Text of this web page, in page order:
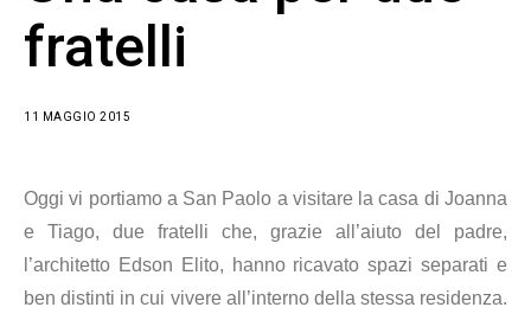
fratelli
11 MAGGIO 2015
Oggi vi portiamo a San Paolo a visitare la casa di Joanna
e Tiago, due fratelli che, grazie all’aiuto del padre,
l’architetto Edson Elito, hanno ricavato spazi separati e
ben distinti in cui vivere all’interno della stessa residenza.